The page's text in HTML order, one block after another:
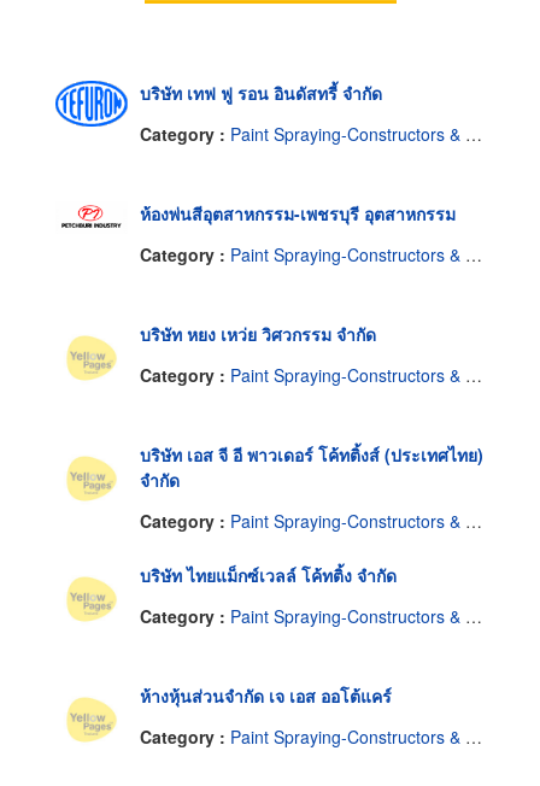
บริษัท เทฟ ฟู รอน อินดัสทรี้ จำกัด
Category : Paint Spraying-Constructors & Designers
ห้องพ่นสีอุตสาหกรรม-เพชรบุรี อุตสาหกรรม
Category : Paint Spraying-Constructors & Designers
บริษัท หยง เหว่ย วิศวกรรม จำกัด
Category : Paint Spraying-Constructors & Designers
บริษัท เอส จี อี พาวเดอร์ โค้ทติ้งส์ (ประเทศไทย)
จำกัด
Category : Paint Spraying-Constructors & Designers
บริษัท ไทยแม็กซ์เวลล์ โค้ทติ้ง จำกัด
Category : Paint Spraying-Constructors & Designers
ห้างหุ้นส่วนจำกัด เจ เอส ออโต้แคร์
Category : Paint Spraying-Constructors & Designers